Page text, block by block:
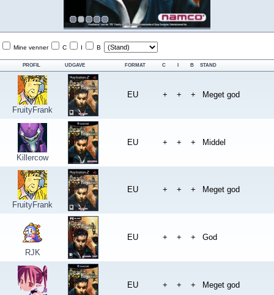
Mine venner C I B
PROFIL UDGAVE FORMAT C B STAND
FruityFrank
EU + + + Meget god
Killercow
EU + + + Middel
FruityFrank
EU + + + Meget god
RJK
EU + + + God
EU + + + Meget god